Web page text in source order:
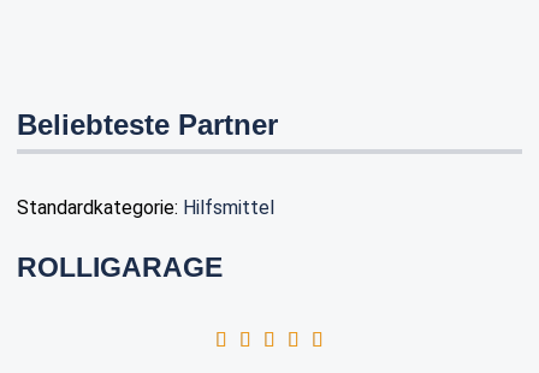
Beliebteste Partner
Standardkategorie: Hilfsmittel
ROLLIGARAGE